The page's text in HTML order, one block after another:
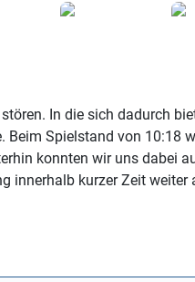
In die sich dadurch
Spielstand von 10:18
konnten wir uns dabei
innerhalb kurzer Zeit weiter